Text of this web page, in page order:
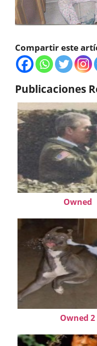
Compartir este
Publicaciones
Owned
Owned 2